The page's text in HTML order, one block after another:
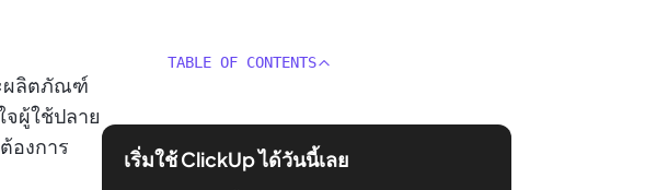
ผลิตภัณฑ์
จผู้ใช้ปลาย
องการ
TABLE OF CONTENTS
เริ่มใช้ ClickUp ได้วันนี้เลย